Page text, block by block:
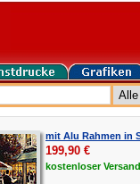
mit Alu Rahmen in
199,90 €
kostenloser